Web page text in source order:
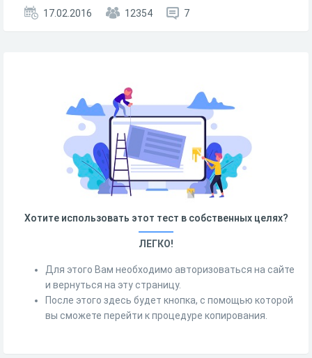
17.02.2016 12354 7
Хотите использовать этот тест в собственных целях?
ЛЕГКО!
Для этого Вам необходимо авторизоваться на сайте
и вернуться на эту страницу.
После этого здесь будет кнопка, с помощью которой
вы сможете перейти к процедуре копирования.